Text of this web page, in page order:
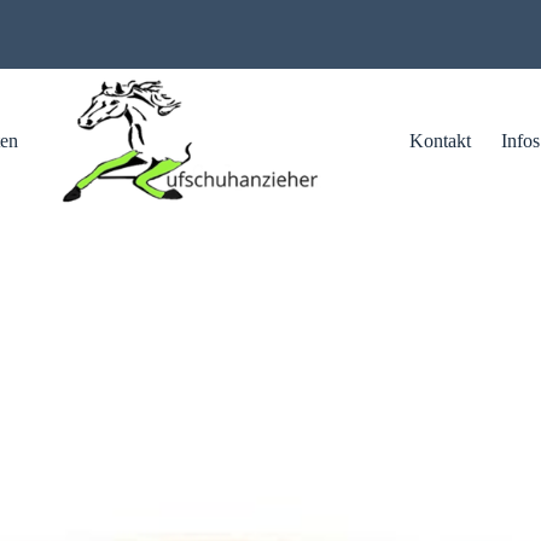
Kontakt Infos